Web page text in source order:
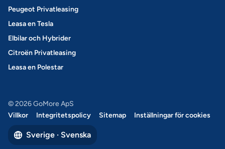
Peugeot Privatleasing
Leasa en Tesla
Elbilar och Hybrider
Citroën Privatleasing
Leasa en Polestar
© 2026 GoMore ApS
Villkor
Integritetspolicy Sitemap Inställningar för cookies
Sverige · Svenska